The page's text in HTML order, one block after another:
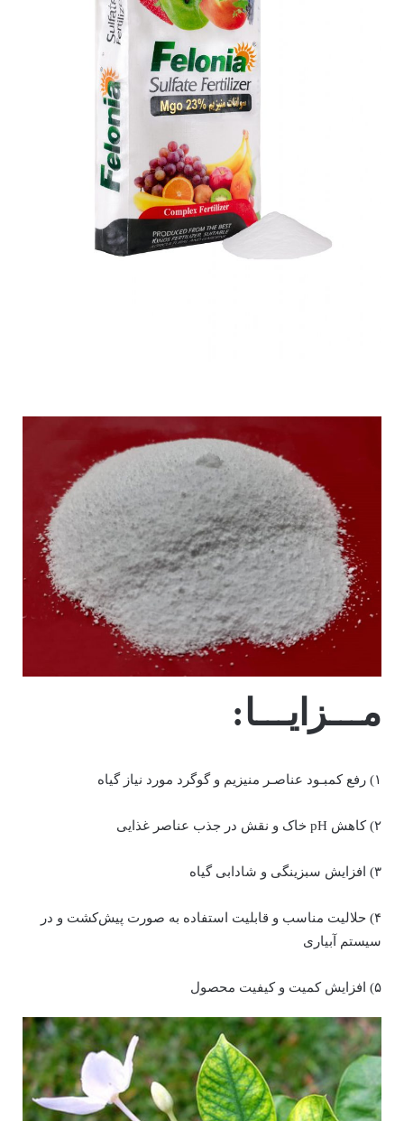
مـــزایـــا:
۱) رفع کمبـود عناصـر منیزیم و گوگرد مورد نیاز گیاه
۲) کاهش pH خاک و نقش در جذب عناصر غذایی
۳) افزایش سبزینگی و شادابی گیاه
۴) حلالیت مناسب و قابلیت استفاده به صورت پیش‌کشت و در
سیستم آبیاری
۵) افزایش کمیت و کیفیت محصول